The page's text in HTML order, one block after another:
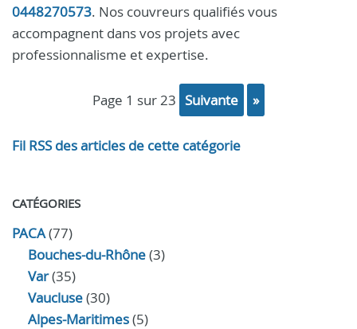
0448270573. Nos couvreurs qualifiés vous
accompagnent dans vos projets avec
professionnalisme et expertise.
page 1 sur 23 suivante »
Fil RSS des articles de cette catégorie
CATÉGORIES
PACA(77)
Bouches-du-Rhône(3)
Var(35)
Vaucluse(30)
Alpes-Maritimes(5)